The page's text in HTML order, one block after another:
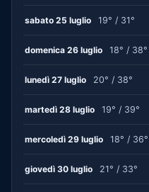
sabato 25 luglio 19° / 31°
domenica 26 luglio 18° / 38°
lunedì 27 luglio 20° / 38°
martedì 28 luglio 19° / 39°
mercoledì 29 luglio 18° / 36°
giovedì 30 luglio 21° / 33°